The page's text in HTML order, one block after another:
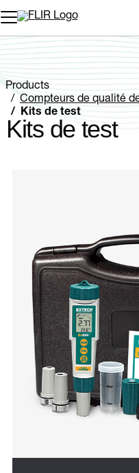
Unread messages
Modèle
Supprimer
articles
Ajouter au panier
Ajouté au panier
Products
Compteurs de qualité de
Kits de test
Kits de test